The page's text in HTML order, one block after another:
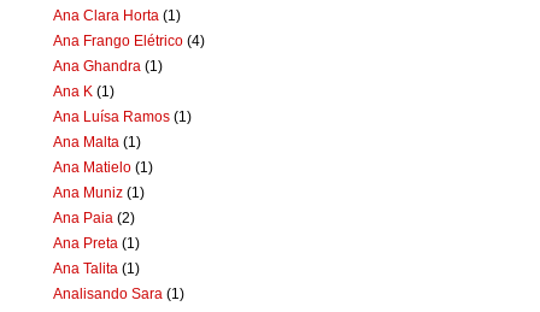
Ana Clara Horta (1)
Ana Frango Elétrico (4)
Ana Ghandra (1)
Ana K (1)
Ana Luísa Ramos (1)
Ana Malta (1)
Ana Matielo (1)
Ana Muniz (1)
Ana Paia (2)
Ana Preta (1)
Ana Talita (1)
Analisando Sara (1)